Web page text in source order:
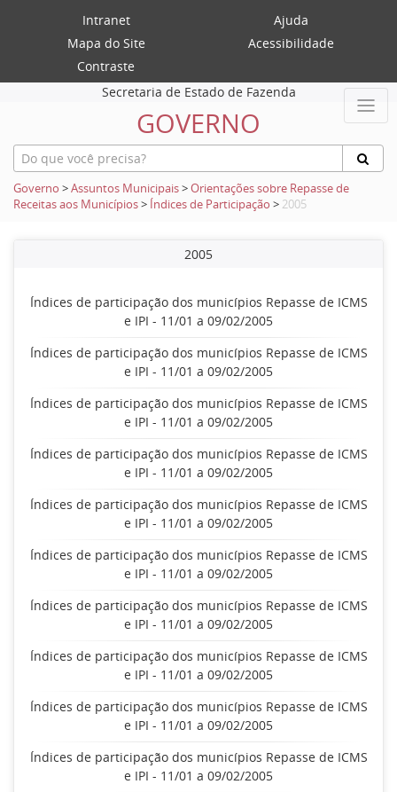
Intranet
Ajuda
Mapa do Site
Acessibilidade
Contraste
Secretaria de Estado de Fazenda
GOVERNO
Governo >Assuntos Municipais>Orientações sobre Repasse de
Receitas aos Municípios> Índices de Participação > 2005
2005
Índices de participação dos municípios Repasse de ICMS
e IPI - 11/01 a 09/02/2005
Índices de participação dos municípios Repasse de ICMS
e IPI - 11/01 a 09/02/2005
Índices de participação dos municípios Repasse de ICMS
e IPI - 11/01 a 09/02/2005
Índices de participação dos municípios Repasse de ICMS
e IPI - 11/01 a 09/02/2005
Índices de participação dos municípios Repasse de ICMS
e IPI - 11/01 a 09/02/2005
Índices de participação dos municípios Repasse de ICMS
e IPI - 11/01 a 09/02/2005
Índices de participação dos municípios Repasse de ICMS
e IPI - 11/01 a 09/02/2005
Índices de participação dos municípios Repasse de ICMS
e IPI - 11/01 a 09/02/2005
Índices de participação dos municípios Repasse de ICMS
e IPI - 11/01 a 09/02/2005
Índices de participação dos municípios Repasse de ICMS
e IPI - 11/01 a 09/02/2005